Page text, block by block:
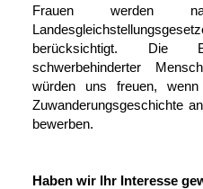
Frauen werden
berücksichtigt. Die
schwerbehinderter
würden uns freuen,
Zuwanderungsgeschichte
bewerben.
Haben wir Ihr Interesse